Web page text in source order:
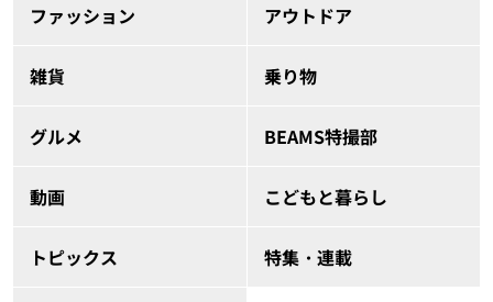
ファッション アウトドア
雑貨 乗り物
グルメ BEAMS特撮部
動画 こどもと暮らし
トピックス 特集・連載